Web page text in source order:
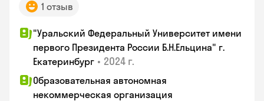
1 отзыв
"Уральский Федеральный Университет имени
первого Президента России Б.Н.Ельцина" г.
Екатеринбург • 2024 г.
Образовательная автономная
некоммерческая организация